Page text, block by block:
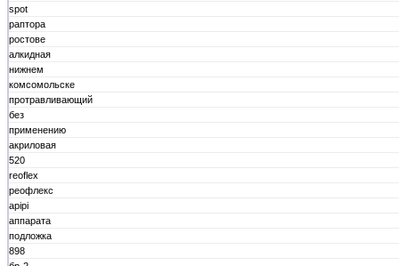
spot
раптора
ростове
алкидная
нижнем
комсомольске
протравливающий
без
применению
акриловая
520
reoflex
реофлекс
apipi
аппарата
подложка
898